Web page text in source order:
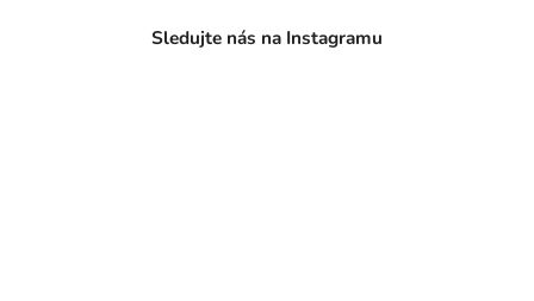
Sledujte nás na Instagramu